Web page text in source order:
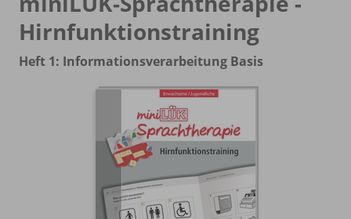
Hirnfunktionstraining
Heft 1: Informationsverarbeitung Basis